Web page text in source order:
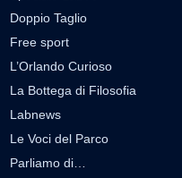
Doppio Taglio
Free sport
L’Orlando Curioso
La Bottega di Filosofia
Labnews
Le Voci del Parco
Parliamo di…